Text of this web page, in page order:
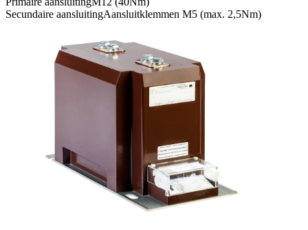
Secundaire aansluitingAansluitklemmen M5 (max. 2,5Nm)